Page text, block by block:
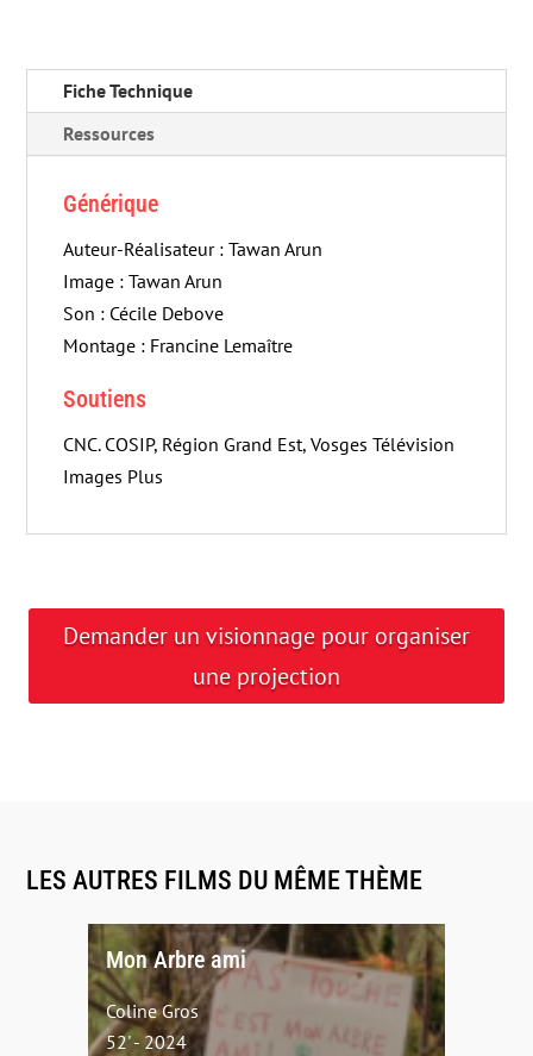
Fiche Technique
Ressources
Générique
Auteur-Réalisateur : Tawan Arun
Image : Tawan Arun
Son : Cécile Debove
Montage : Francine Lemaître
Soutiens
CNC. COSIP, Région Grand Est, Vosges Télévision
Images Plus
Demander un visionnage pour organiser
une projection
LES AUTRES FILMS DU MÊME THÈME
Mon Arbre ami
Coline Gros
52' - 2024